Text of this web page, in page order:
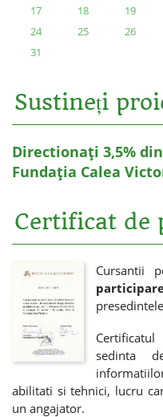
17
18 19
24
25 26
31
Sustineți
Directionați 3,5%
Fundația Calea
Certificat de
Cursantii
sedinta
abilitati si tehnici, lucru
un angajator.